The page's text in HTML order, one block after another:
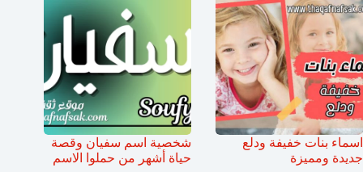
اسماء بنات خفيفة ودلع
جديدة ومميزة
شخصية اسم سفيان وقصة
حياة أشهر من حملوا الاسم